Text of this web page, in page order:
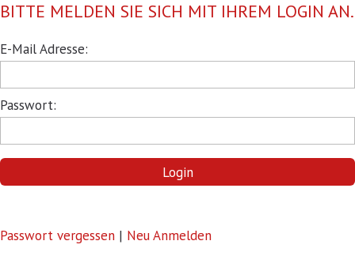
BITTE MELDEN SIE SICH MIT IHREM LOGIN AN.
Pflichtfeld
E-Mail Adresse:
Pflichtfeld
Passwort:
Login
Passwort vergessen | Neu Anmelden